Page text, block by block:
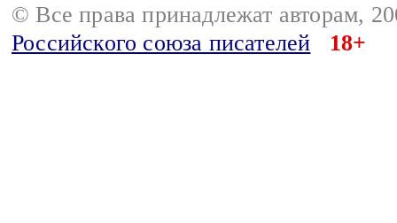
© Все права принадлежат авторам,
Российского союза писателей
18+